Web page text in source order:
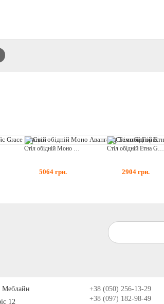
5064 грн. 2904 грн.
Меблайн
12
+38 (050) 256-13-29
+38 (097) 182-98-49